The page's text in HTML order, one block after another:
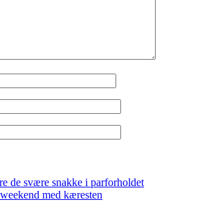
de svære snakke i parforholdet
med kæresten